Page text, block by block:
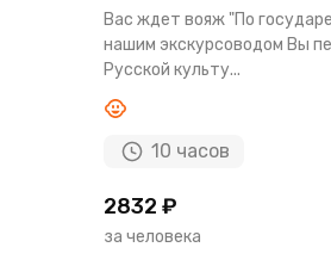
Вас ждет вояж "По
нашим экскурсоводом Вы
Русской культу...
10 часов
2832 ₽
за человека